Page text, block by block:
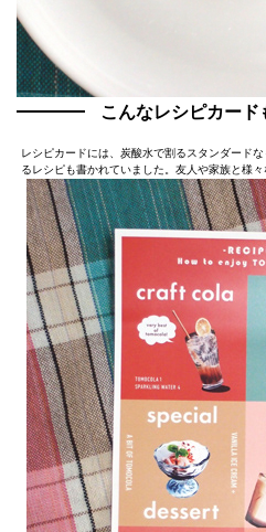
こんなレシピカー
レシピカードには、炭酸水で割るスタンダード
るレシピも書かれていました。友人や家族と様